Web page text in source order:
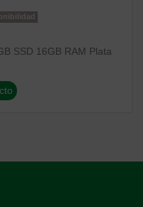
SSD 16GB RAM Plata